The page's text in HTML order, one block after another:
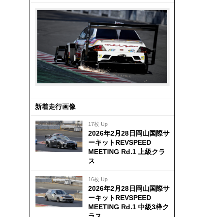
新着走行画像
17枚 Up
2026年2月28日岡山国際サ
ーキットREVSPEED
MEETING Rd.1 上級クラ
ス
16枚 Up
2026年2月28日岡山国際サ
ーキットREVSPEED
MEETING Rd.1 中級3枠ク